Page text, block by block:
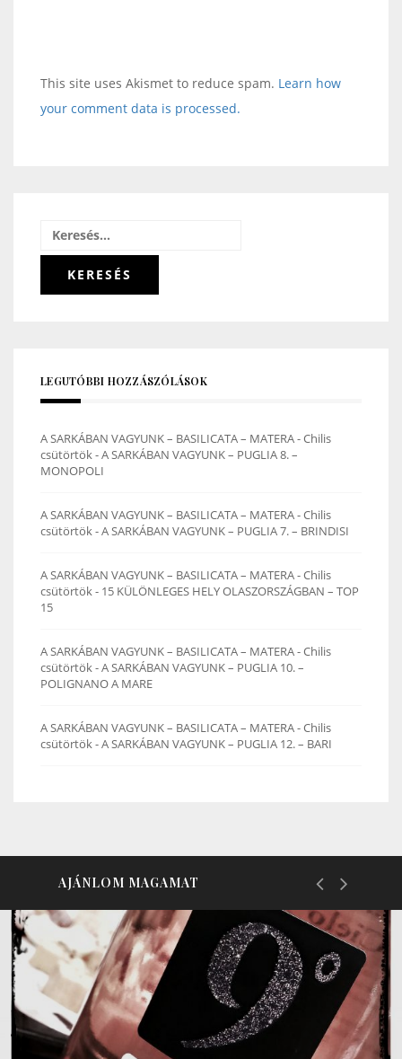
This site uses Akismet to reduce spam. Learn how
your comment data is processed.
Keresés:
LEGUTÓBBI HOZZÁSZÓLÁSOK
A SARKÁBAN VAGYUNK – BASILICATA – MATERA - Chilis
csütörtök-A SARKÁBAN VAGYUNK – PUGLIA 8. –
MONOPOLI
A SARKÁBAN VAGYUNK – BASILICATA – MATERA - Chilis
csütörtök-A SARKÁBAN VAGYUNK – PUGLIA 7. – BRINDISI
A SARKÁBAN VAGYUNK – BASILICATA – MATERA - Chilis
csütörtök- 15 KÜLÖNLEGES HELY OLASZORSZÁGBAN – TOP
15
A SARKÁBAN VAGYUNK – BASILICATA – MATERA - Chilis
csütörtök-A SARKÁBAN VAGYUNK – PUGLIA 10. –
POLIGNANO A MARE
A SARKÁBAN VAGYUNK – BASILICATA – MATERA - Chilis
csütörtök-A SARKÁBAN VAGYUNK – PUGLIA 12. – BARI
AJÁNLOM MAGAMAT